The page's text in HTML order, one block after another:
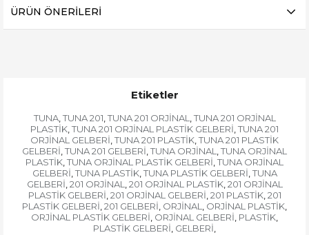
ÜRÜN ÖNERILERI
Etiketler
TUNA, TUNA 201, TUNA 201 ORJİNAL , TUNA 201 ORJİNAL
PLASTİK, TUNA 201 ORJİNAL PLASTİK GELBERİ, TUNA 201
ORJİNAL GELBERİ, TUNA 201 PLASTİK, TUNA 201 PLASTİK
GELBERİ, TUNA 201 GELBERİ, TUNA ORJİNAL , TUNA ORJİNAL
PLASTİK, TUNA ORJİNAL PLASTİK GELBERİ, TUNA ORJİNAL
GELBERİ, TUNA PLASTİK, TUNA PLASTİK GELBERİ, TUNA
GELBERİ, 201 ORJİNAL , 201 ORJİNAL PLASTİK, 201 ORJİNAL
PLASTİK GELBERİ, 201 ORJİNAL GELBERİ, 201 PLASTİK, 201
PLASTİK GELBERİ, 201 GELBERİ, ORJİNAL , ORJİNAL PLASTİK,
ORJİNAL PLASTİK GELBERİ, ORJİNAL GELBERİ, PLASTİK,
PLASTİK GELBERİ, GELBERİ,